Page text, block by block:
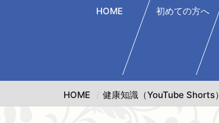
HOME 初めての方へ
HOME 健康知識（YouTube Shorts）